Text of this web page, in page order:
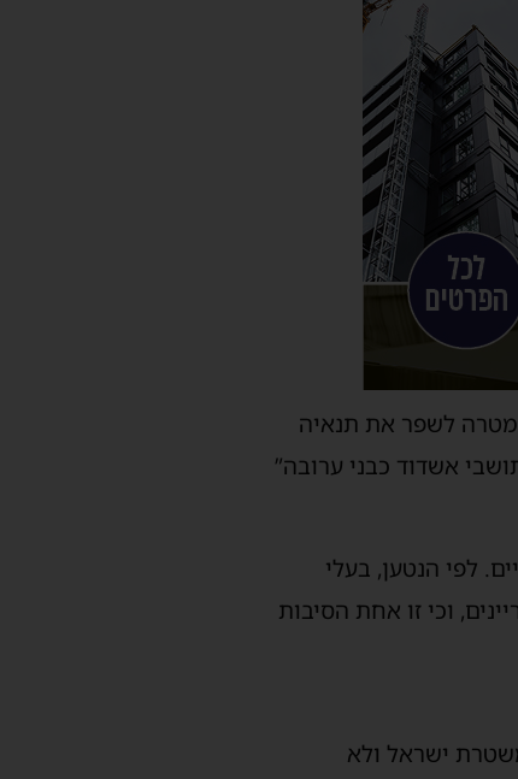
לשפר את תנאיה
אשדוד כבני ערובה”
לפי הנטען, בעלי
וכי זו אחת הסיבות
ישראל ולא